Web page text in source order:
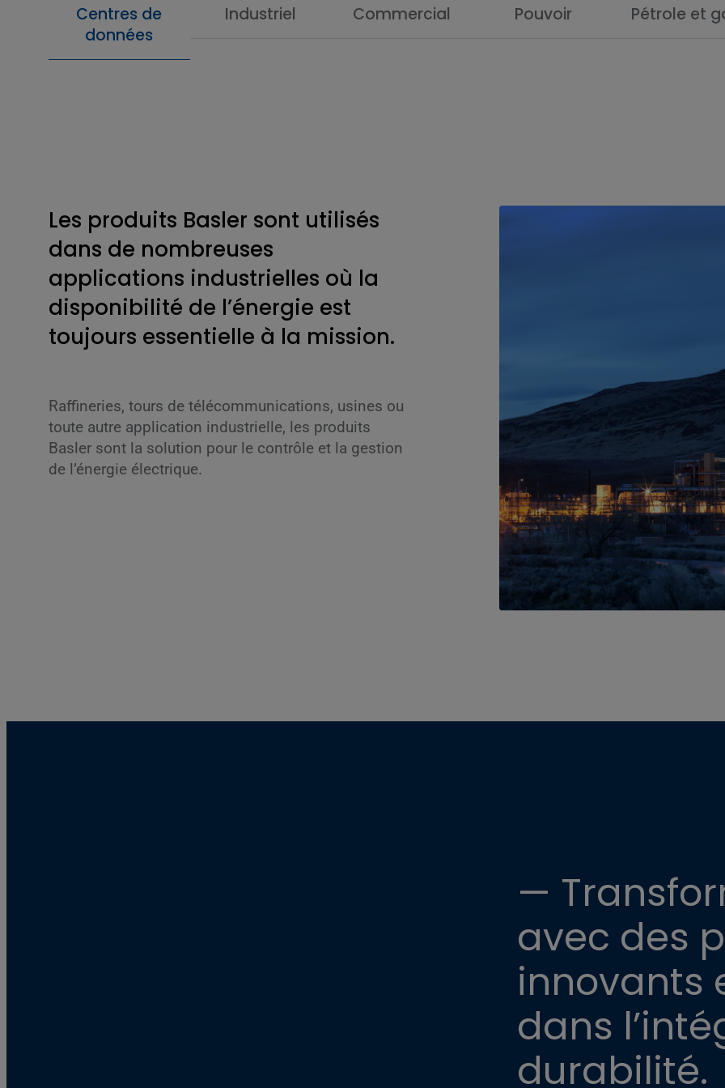
Centres de
données
Industriel Commercial Pouvoir Pétrole et
Les produits Basler sont utilisés
dans de nombreuses
applications industrielles où la
disponibilité de l’énergie est
toujours essentielle à la mission.
Raffineries, tours de télécommunications, usines ou
toute autre application industrielle, les produits
Basler sont la solution pour le contrôle et la gestion
de l’énergie électrique.
—
avec des
innovants
dans
durabilité.